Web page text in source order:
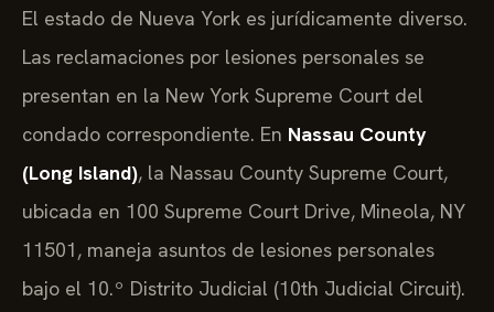
El estado de Nueva York es jurídicamente diverso.
Las reclamaciones por lesiones personales se
presentan en la New York Supreme Court del
condado correspondiente. En Nassau County
(Long Island), la Nassau County Supreme Court,
ubicada en 100 Supreme Court Drive, Mineola, NY
11501, maneja asuntos de lesiones personales
bajo el 10.º Distrito Judicial (10th Judicial Circuit).